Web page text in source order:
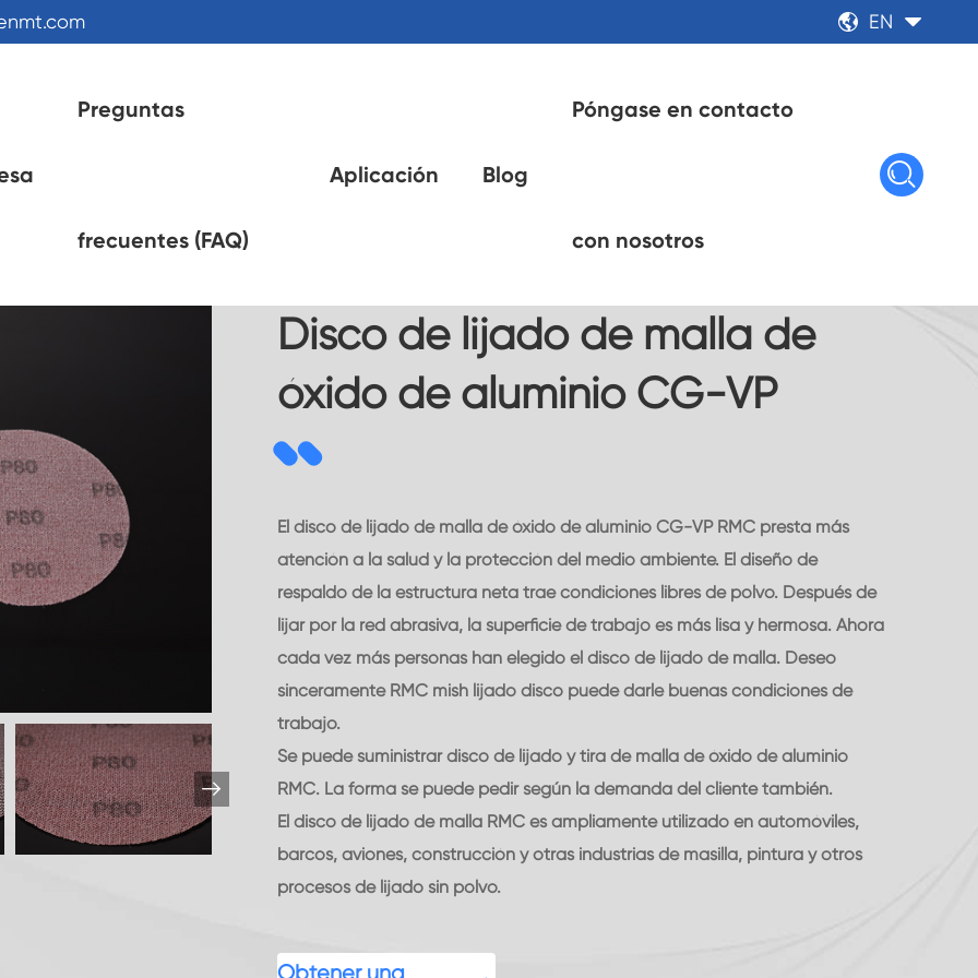
 EN 
Preguntas
frecuentes (FAQ)
Aplicación Blog
Póngase en contacto
con nosotros


Disco de lijado de malla de
óxido de aluminio CG-VP
El disco de lijado de malla de óxido de aluminio CG-VP RMC presta más
atención a la salud y la protección del medio ambiente. El diseño de
respaldo de la estructura neta trae condiciones libres de polvo. Después de
lijar por la red abrasiva, la superficie de trabajo es más lisa y hermosa. Ahora
cada vez más personas han elegido el disco de lijado de malla. Deseo
sinceramente RMC mish lijado disco puede darle buenas condiciones de
trabajo.
Se puede suministrar disco de lijado y tira de malla de óxido de aluminio
RMC. La forma se puede pedir según la demanda del cliente también.
El disco de lijado de malla RMC es ampliamente utilizado en automóviles,
barcos, aviones, construcción y otras industrias de masilla, pintura y otros
procesos de lijado sin polvo.